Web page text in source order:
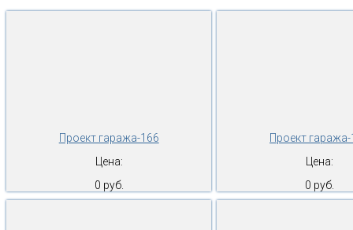
Проект гаража-166
Цена:
0 руб.
Проект
Цена:
0 руб.